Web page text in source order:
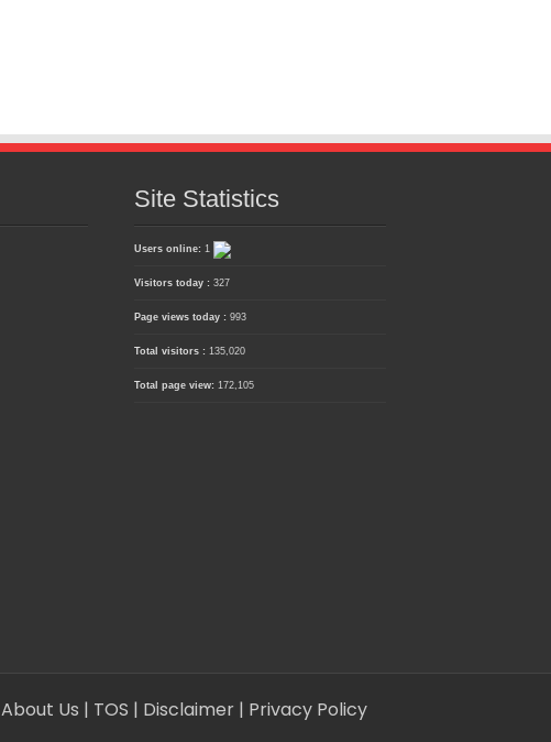
Site Statistics
Users online: 1
Visitors today : 327
Page views today : 993
Total visitors : 135,020
Total page view: 172,105
About Us | TOS | Disclaimer | Privacy Policy